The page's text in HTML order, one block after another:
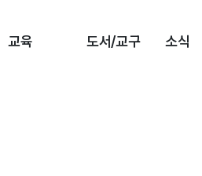
교육 도서/교구 소식